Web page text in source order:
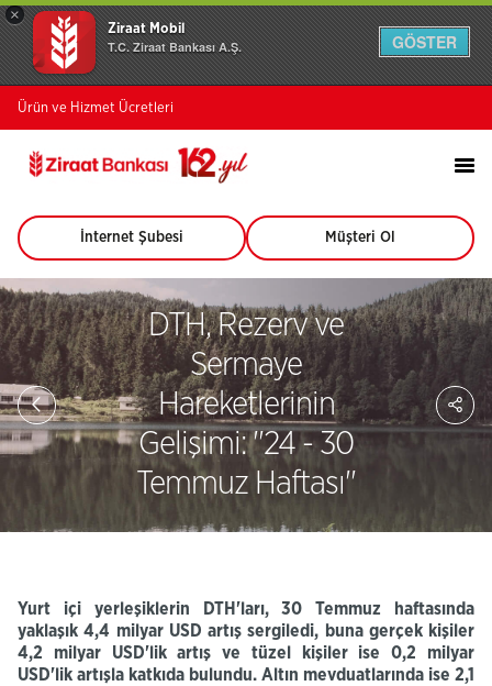
×
Ziraat Mobil
T.C. Ziraat Bankası A.Ş. GÖSTER
Ürün ve Hizmet Ücretleri
İnternet Şubesi
(Bu
sayfa
yeni
pencerede
açılacaktır)
Müşteri Ol
(Bu
sayfa
yeni
pencerede
açılacaktır)
DTH, Rezerv ve
Sermaye
Hareketlerinin
Gelişimi: ''24 - 30
Temmuz Haftası''
Yurt içi yerleşiklerin DTH'ları,30 Temmuz haftasında
yaklaşık 4,4 milyar USD artışsergiledi, bunagerçek kişiler
4,2 milyar USD'likartış ve tüzel kişiler ise 0,2 milyar
USD'lik artışla katkıda bulundu. Altın mevduatlarında ise 2,1